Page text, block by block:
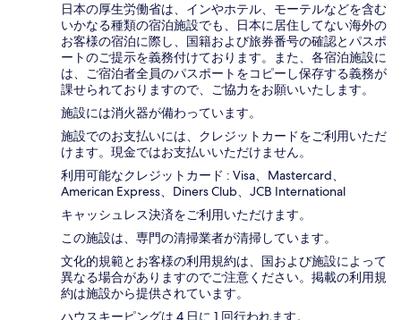
日本の厚生労働省は、インやホテル、モーテルなどを含む
いかなる種類の宿泊施設でも、日本に​居住してない海外の
お客様の宿泊に際し、国籍および旅券番号の確認とパスポ
ートのご提示を義務付け​ております。また、各宿泊施設に
は、ご宿泊者全員のパスポートをコピーし保存する義務が
課せられておりますの​で、ご協力をお願いいたします。
施設には消火器が備わっています。
施設でのお支払いには、クレジットカードをご利用いただ
けます。現金ではお支払いいただけません。
利用可能なクレジットカード : Visa、Mastercard、
American Express、Diners Club、JCB International
キャッシュレス決済をご利用いただけます。
この施設は、専門の清掃業者が清掃しています。
文化的規範とお客様の利用規約は、国および施設によって
異なる場合がありますのでご注意ください。掲載の利用規
約は施設から提供されています。
ハウスキーピングは 4 日に 1 回行われます。